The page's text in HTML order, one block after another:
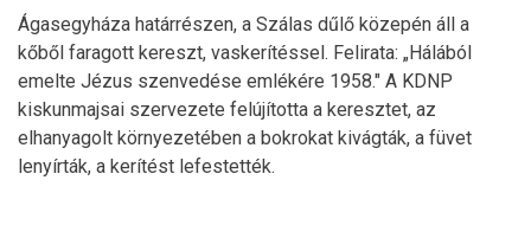
Ágasegyháza határrészen, a Szálas dűlő közepén áll a
kőből faragott kereszt, vaskerítéssel. Felirata: „Hálából
emelte Jézus szenvedése emlékére 1958." A KDNP
kiskunmajsai szervezete felújította a keresztet, az
elhanyagolt környezetében a bokrokat kivágták, a füvet
lenyírták, a kerítést lefestették.